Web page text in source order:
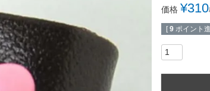
価格 ¥310
[ 9 ポイント